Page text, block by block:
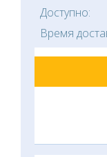
Доступно:
Время